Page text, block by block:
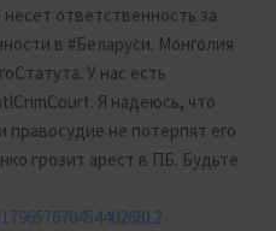
ответственность за
в #Беларуси. Монголия
У нас есть
Я надеюсь, что
не потерпят его
грозит арест в ПБ. Будьте